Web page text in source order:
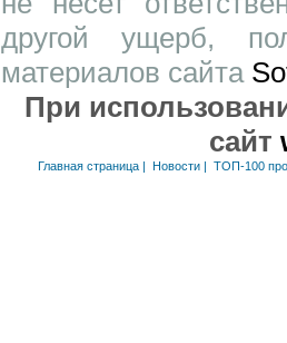
другой ущерб,
материалов сайта
При
сайт
Главная страница| Новости| ТОП-100